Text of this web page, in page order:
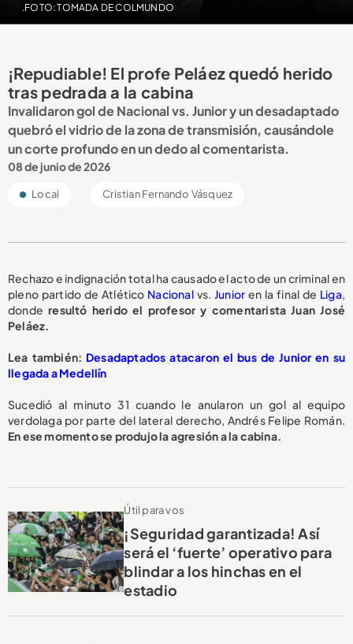
.FOTO: TOMADA DE COLMUNDO
¡Repudiable! El profe Peláez quedó herido
tras pedrada a la cabina
Invalidaron gol de Nacional vs. Junior y un desadaptado
quebró el vidrio de la zona de transmisión, causándole
un corte profundo en un dedo al comentarista.
08 de junio de 2026
Local Cristian Fernando Vásquez
Rechazo e indignación total ha causado el acto de un criminal en
pleno partido de Atlético Nacionalvs. Junior en la final de Liga,
donderesultó herido el profesor y comentarista Juan José
Peláez.
Lea también: Desadaptados atacaron el bus de Junior en su
llegada a Medellín
Sucedió al minuto 31 cuando le anularon un gol al equipo
verdolaga por parte del lateral derecho, Andrés Felipe Román.
En ese momento se produjo la agresión a la cabina.
Útil para vos
¡Seguridad garantizada! Así
será el ‘fuerte’ operativo para
blindar a los hinchas en el
estadio